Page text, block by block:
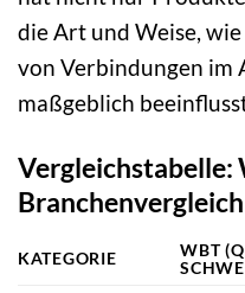
die Art und Weise,
von Verbindungen im
maßgeblich
Vergleichstabelle:
Branchenvergleich
KATEGORIE
WBT